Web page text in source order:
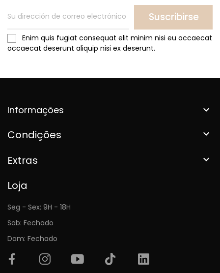
Suscribirse
Enim quis fugiat consequat elit minim nisi eu occaecat
occaecat deserunt aliquip nisi ex deserunt.
Informações 
Condições 
Extras 
Loja
Seg - Sex: 9H - 18H
Sab: Fechado
Dom: Fechado